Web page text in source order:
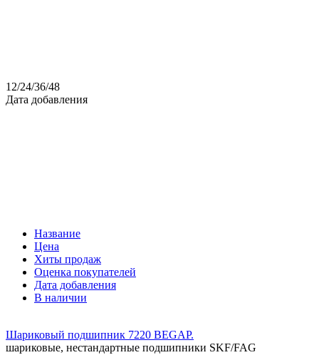
12/24/36/48
Дата добавления
Название
Цена
Хиты продаж
Оценка покупателей
Дата добавления
В наличии
Шариковый подшипник 7220 BEGAP.
шариковые, нестандартные подшипники SKF/FAG